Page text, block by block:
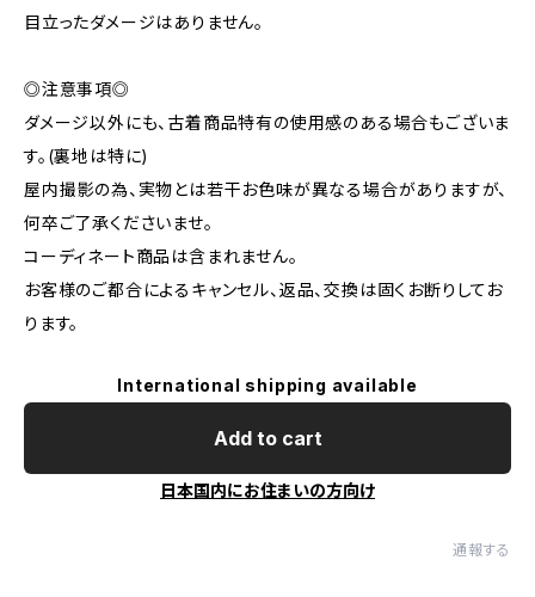
目立ったダメージはありません。
◎注意事項◎
ダメージ以外にも、古着商品特有の使用感のある場合もございま
す。(裏地は特に)
屋内撮影の為、実物とは若干お色味が異なる場合がありますが、
何卒ご了承くださいませ。
コーディネート商品は含まれません。
お客様のご都合によるキャンセル、返品、交換は固くお断りしてお
ります。
International shipping available
Add to cart
日本国内にお住まいの方向け
通報する